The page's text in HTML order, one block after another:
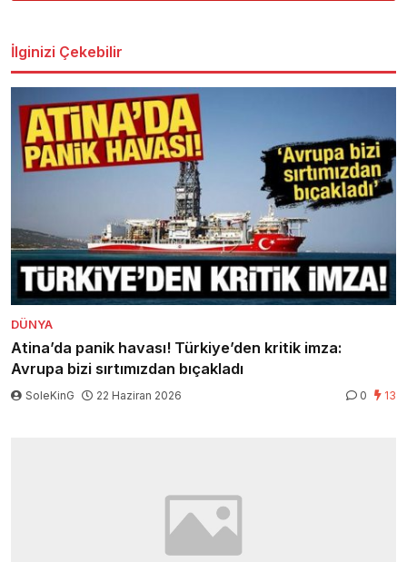
İlginizi Çekebilir
DÜNYA
Atina’da panik havası! Türkiye’den kritik imza:
Avrupa bizi sırtımızdan bıçakladı
SoleKinG 22 Haziran 2026 0 13